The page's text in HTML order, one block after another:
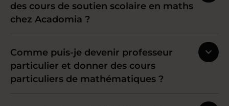
des cours de soutien scolaire en maths
chez Acadomia ?
Comme puis-je devenir professeur
particulier et donner des cours
particuliers de mathématiques ?